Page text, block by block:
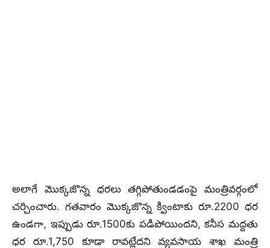
అలాగే మొక్కజొన్న ధరలు తగ్గిపోతుండడంపై మంత్రివర్గంలో
చర్చించారు. గతవారం మొక్కజొన్న క్వింటాకు రూ.2200 ధర
ఉండగా, ఇప్పుడు రూ.1500కు పడిపోయిందని, కనీస మద్దతు
ధర రూ.1,750 కూడా రావట్లేదని వ్యవసాయ శాఖ మంత్రి